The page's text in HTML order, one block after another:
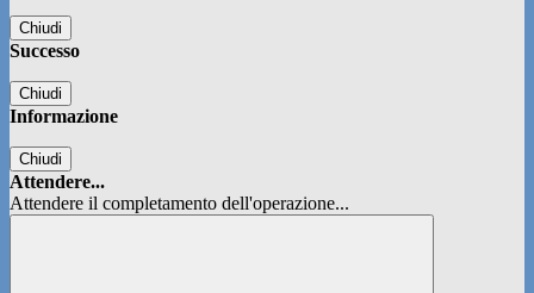
Chiudi
Successo
Chiudi
Informazione
Chiudi
Attendere...
Attendere il completamento dell'operazione...